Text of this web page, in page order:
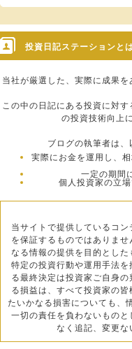
投資日記ステーションと
当社が厳選した、実際に成果
この中の日記にある投資に対
の投資技術向上
ブログの執筆者は、
実際にお金を運用し、
一定の期間
個人投資家の立
当サイトで提供しているコ
を保証するものではありま
なる情報の提供を目的とした
特定の投資行動や運用手法
る最終決定は投資家ご自身
る損益は、すべて投資家の
たいかなる損害についても、
一切の責任を負わないもの
なく追記、変更な